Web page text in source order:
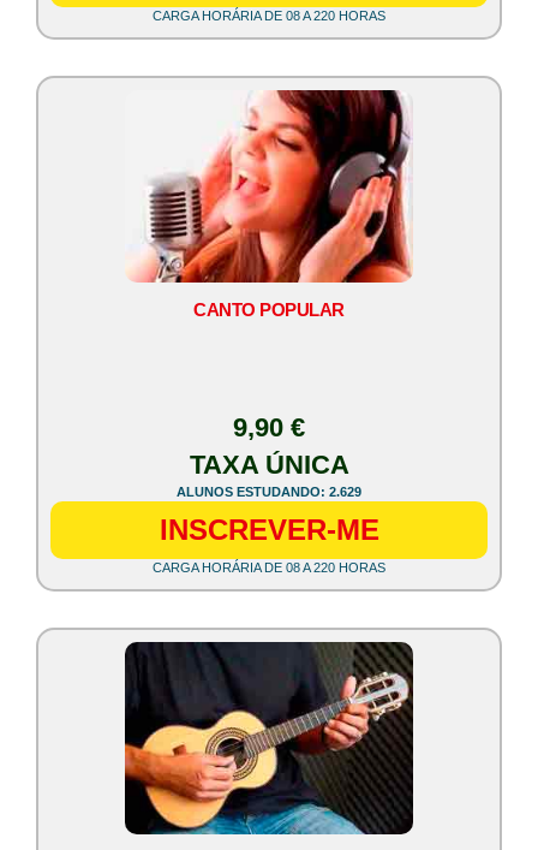
CARGA HORÁRIA DE 08 A 220 HORAS
CANTO POPULAR
9,90 €
TAXA ÚNICA
ALUNOS ESTUDANDO: 2.629
INSCREVER-ME
CARGA HORÁRIA DE 08 A 220 HORAS